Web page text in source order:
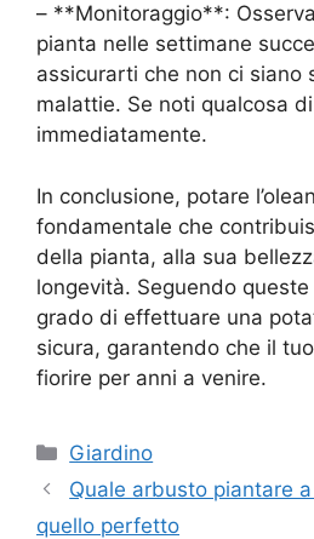
– **Monitoraggio**:
pianta nelle settimane
assicurarti che non ci siano
malattie. Se noti qualcosa
immediatamente.
In conclusione, potare
fondamentale che
della pianta, alla sua
longevità. Seguendo
grado di effettuare una
sicura, garantendo che il
fiorire per anni a venire.
Categorie
Giardino
Quale arbusto piantare
quello perfetto